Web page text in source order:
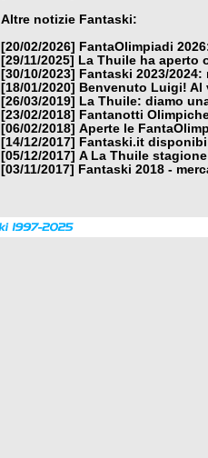
Altre notizie Fantaski:
[20/02/2026]
FantaOlimpiadi
[29/11/2025]
La Thuile ha aperto
[30/10/2023]
Fantaski 2023/
[18/01/2020]
Benvenuto Luigi! Al
[26/03/2019]
La Thuile: diamo
[23/02/2018]
Fantanotti
[06/02/2018] Aperte le
[14/12/2017]
Fantaski.it
[05/12/2017] A La Thuile
[03/11/2017]
Fantaski 2018 -